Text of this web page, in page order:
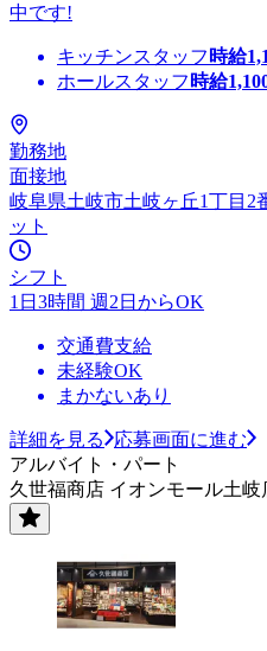
中です!
キッチンスタッフ 時給
ホールスタッフ 時給
勤務地
面接地
岐阜県土岐市土岐ヶ丘1丁目2
ット
シフト
1日3時間 週2日からOK
交通費支給
未経験OK
まかないあり
詳細を見る
応募画面に進む
アルバイト・パート
久世福商店 イオンモール土岐